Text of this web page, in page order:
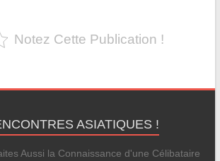
Notez Cette Publication !
ASIATIQUES !
Aussi la Connaissance d'une Célibataire